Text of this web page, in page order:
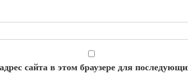
сайта в этом браузере для